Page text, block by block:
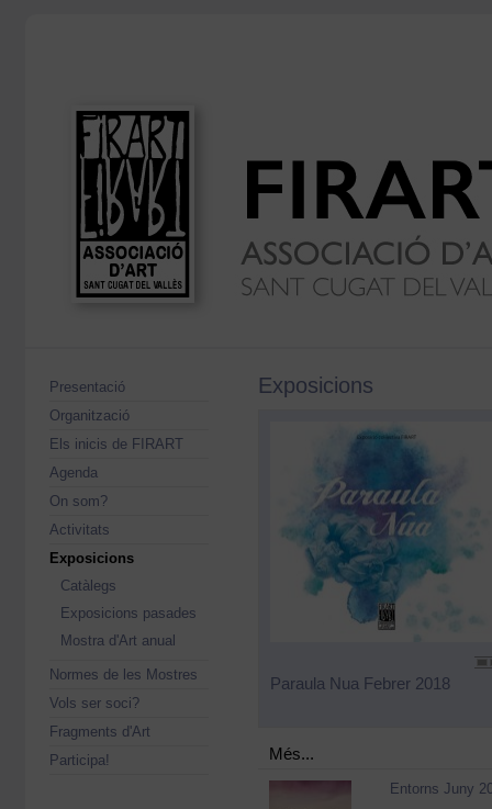
Presentació
Organització
Els inicis de FIRART
Agenda
On som?
Activitats
Exposicions
Catàlegs
Exposicions pasades
Mostra d'Art anual
Normes de les Mostres
Vols ser soci?
Fragments d'Art
Participa!
Exposicions
Paraula Nua Febrer 2018
Més...
Entorns Juny